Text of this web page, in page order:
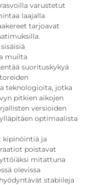
varustetut
laajalla
tarjoavat
muilta
suorituskykyä
teknologioita, jotka
pitkien aikojen
versioiden
optimaalista
ja
poistavat
mitattuna
olevissa
stabiileja